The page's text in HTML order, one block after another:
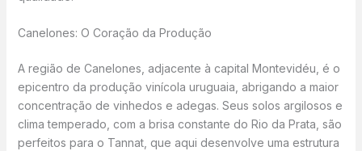
Canelones: O Coração da Produção
A região de Canelones, adjacente à capital Montevidéu, é o
epicentro da produção vinícola uruguaia, abrigando a maior
concentração de vinhedos e adegas. Seus solos argilosos e
clima temperado, com a brisa constante do Rio da Prata, são
perfeitos para o Tannat, que aqui desenvolve uma estrutura